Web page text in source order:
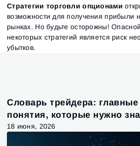
Стратегии торговли опционами
возможности для получения прибыли
рынках. Но будьте осторожны!
некоторых стратегий является риск
убытков.
Словарь трейдера:
понятия, которые нужно
18 июня, 2026